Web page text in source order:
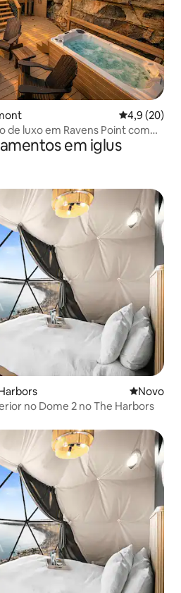
4,9 (20)
de luxo em Ravens Point com
em iglus
Novo
Novo
no Dome 2 no The Harbors